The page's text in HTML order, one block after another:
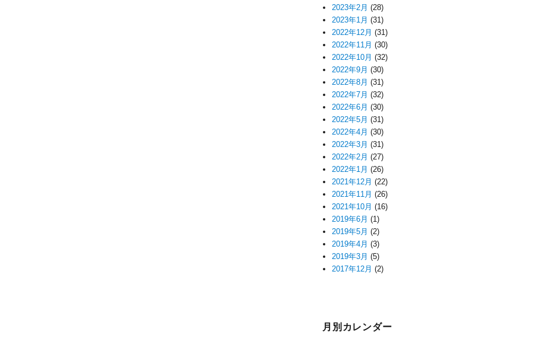
2023年2月 (28)
2023年1月 (31)
2022年12月 (31)
2022年11月 (30)
2022年10月 (32)
2022年9月 (30)
2022年8月 (31)
2022年7月 (32)
2022年6月 (30)
2022年5月 (31)
2022年4月 (30)
2022年3月 (31)
2022年2月 (27)
2022年1月 (26)
2021年12月 (22)
2021年11月 (26)
2021年10月 (16)
2019年6月 (1)
2019年5月 (2)
2019年4月 (3)
2019年3月 (5)
2017年12月 (2)
月別カレンダー